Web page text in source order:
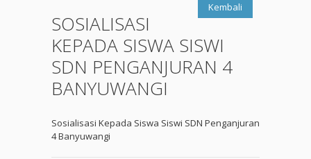
Kembali
SOSIALISASI
KEPADA SISWA SISWI
SDN PENGANJURAN 4
BANYUWANGI
Sosialisasi Kepada Siswa Siswi SDN Penganjuran
4 Banyuwangi